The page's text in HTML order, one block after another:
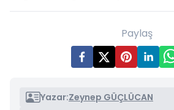
Paylaş
Yazar:Zeynep GÜÇLÜCAN